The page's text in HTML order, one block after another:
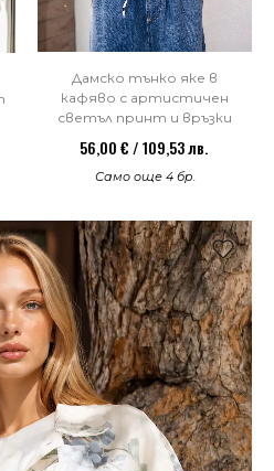
Дамско тънко яке в
кафяво с артистичен
светъл принт и връзки
56,00 € / 109,53 лв.
Само още 4 бр.